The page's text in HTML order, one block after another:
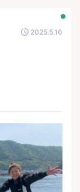
2025.5.16